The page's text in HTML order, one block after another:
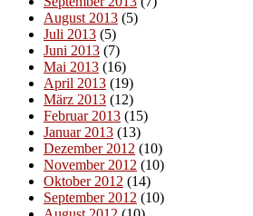
August 2013 (5)
Juli 2013 (5)
Juni 2013 (7)
Mai 2013 (16)
April 2013 (19)
März 2013 (12)
Februar 2013 (15)
Januar 2013 (13)
Dezember 2012 (10)
November 2012 (10)
Oktober 2012 (14)
September 2012 (10)